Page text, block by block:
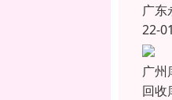
广东
22-
广州
回